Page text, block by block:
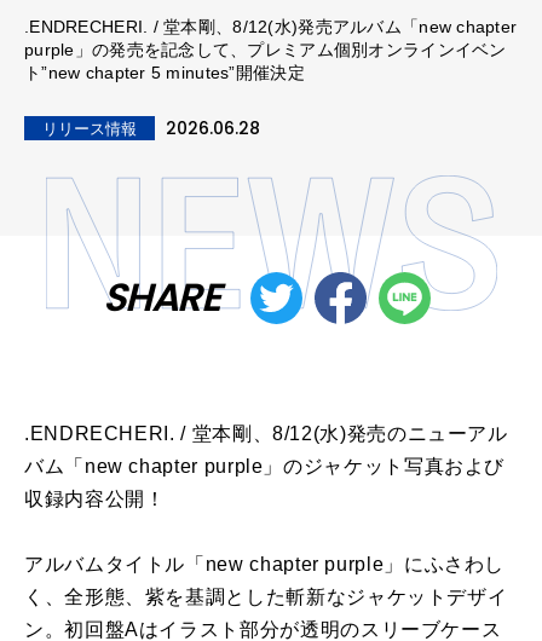
.ENDRECHERI. / 堂本剛、8/12(水)発売アルバム「new chapter
purple」の発売を記念して、プレミアム個別オンラインイベン
ト”new chapter 5 minutes”開催決定
リリース情報 2026.06.28
SHARE
.ENDRECHERI. / 堂本剛、8/12(水)発売のニューアル
バム「 new chapter purple 」のジャケット写真および
収録内容公開！
アルバムタイトル「 new chapter purple 」にふさわし
く、全形態、紫を基調とした斬新なジャケットデザイ
ン。初回盤Aはイラスト部分が透明のスリーブケース